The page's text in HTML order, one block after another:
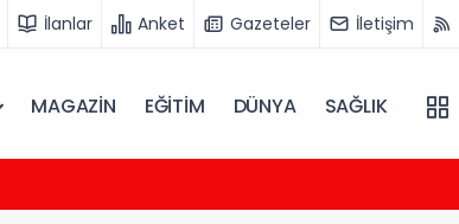
İlanlar Anket Gazeteler İletişim
MAGAZİN EĞİTİM DÜNYA SAĞLIK